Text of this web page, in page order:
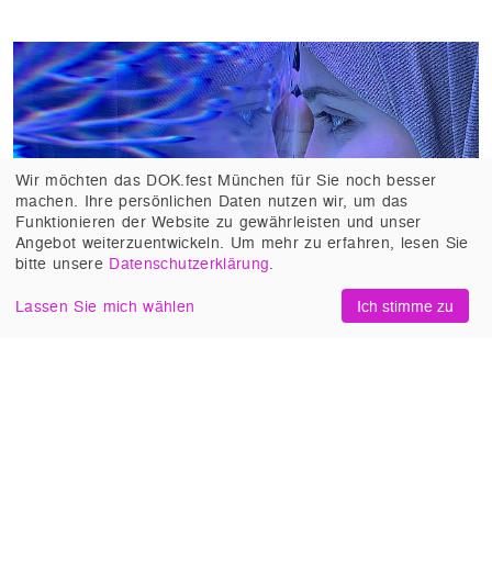
Wir möchten das DOK.fest München für Sie noch besser
machen. Ihre persönlichen Daten nutzen wir, um das
Funktionieren der Website zu gewährleisten und unser
Angebot weiterzuentwickeln. Um mehr zu erfahren, lesen Sie
bitte unsere Datenschutzerklärung.
Lassen Sie mich wählen Ich stimme zu